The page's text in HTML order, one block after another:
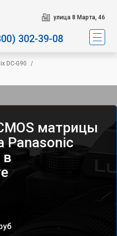
улица 8 Марта, 46
302-39-08
DC-G90
/
матрицы
Panasonic
в